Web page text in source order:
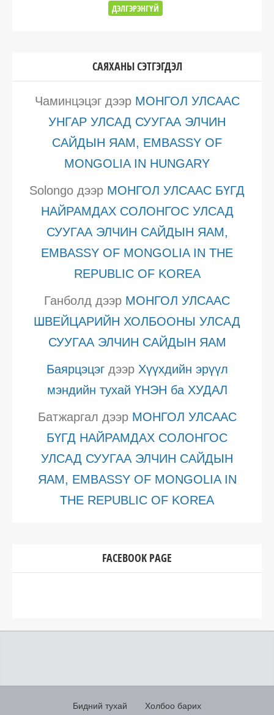
ДЭЛГЭРЭНГҮЙ
САЯХАНЫ СЭТГЭГДЭЛ
Чаминцэцэгдээр МОНГОЛ УЛСААС
УНГАР УЛСАД СУУГАА ЭЛЧИН
САЙДЫН ЯАМ, EMBASSY OF
MONGOLIA IN HUNGARY
Solongo дээр МОНГОЛ УЛСААС БҮГД
НАЙРАМДАХ СОЛОНГОС УЛСАД
СУУГАА ЭЛЧИН САЙДЫН ЯАМ,
EMBASSY OF MONGOLIA IN THE
REPUBLIC OF KOREA
Ганболд дээр МОНГОЛ УЛСААС
ШВЕЙЦАРИЙН ХОЛБООНЫ УЛСАД
СУУГАА ЭЛЧИН САЙДЫН ЯАМ
Баярцэцэгдээр Хүүхдийн эрүүл
мэндийн тухай ҮНЭН ба ХУДАЛ
Батжаргал дээр МОНГОЛ УЛСААС
БҮГД НАЙРАМДАХ СОЛОНГОС
УЛСАД СУУГАА ЭЛЧИН САЙДЫН
ЯАМ, EMBASSY OF MONGOLIA IN
THE REPUBLIC OF KOREA
FACEBOOK PAGE
Бидний тухай Холбоо барих